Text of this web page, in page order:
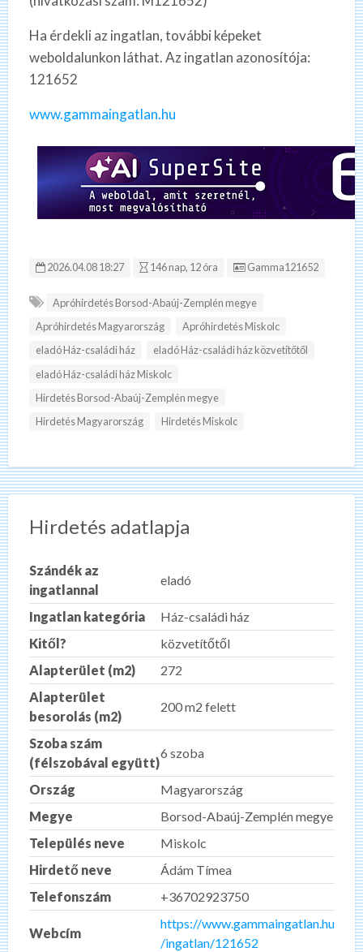
Ha érdekli az ingatlan, további képeket
weboldalunkon láthat. Az ingatlan azonosítója:
121652
www.gammaingatlan.hu
2026.04.08 18:27 146 nap, 12 óra Hirdetés ID:
Gamma121652
Apróhirdetés Borsod-Abaúj-Zemplén megye
Apróhirdetés Magyarország
Apróhirdetés Miskolc
eladó Ház-családi ház
eladó Ház-családi ház közvetítőtől
eladó Ház-családi ház Miskolc
Hirdetés Borsod-Abaúj-Zemplén megye
Hirdetés Magyarország
Hirdetés Miskolc
Hirdetés adatlapja
Szándék az
ingatlannal
eladó
Ingatlan kategória
Ház-családi ház
Kitől?
közvetítőtől
Alapterület (m2)
272
Alapterület
besorolás (m2)
200 m2 felett
Szoba szám
(félszobával együtt)
6 szoba
Ország
Magyarország
Megye
Borsod-Abaúj-Zemplén megye
Település neve
Miskolc
Hirdető neve
Ádám Tímea
Telefonszám
+36702923750
Webcím
https://www.gammaingatlan.hu
/ingatlan/121652